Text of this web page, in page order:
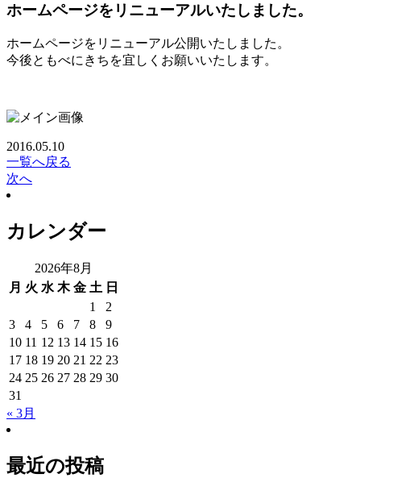
ホームページをリニューアルいたしました。
ホームページをリニューアル公開いたしました。
今後ともべにきちを宜しくお願いいたします。
2016.05.10
一覧へ戻る
次へ
カレンダー
2026年8月
月 火 水 木 金 土 日
1
2
3
4 5 6 7 8
9
10 11 12 13 14 15 16
17 18 19 20 21 22 23
24 25 26 27 28 29 30
31
« 3月
最近の投稿